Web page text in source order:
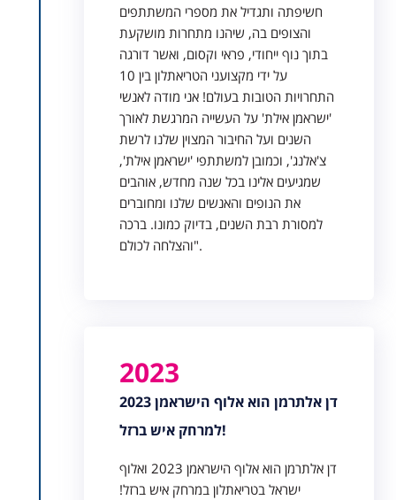
חשיפתה ותגדיל את מספרי המשתתפים
והצופים בה, שיהנו מתחרות מושקעת
בתוך נוף ייחודי, פראי וקסום, ואשר דורגה
על ידי מקצועני הטריאתלון בין 10
התחרויות הטובות בעולם! אני מודה לאנשי
'ישראמן אילת' על העשייה המרגשת לאורך
השנים ועל החיבור המצוין שלנו לרשת
צ'אלנג', וכמובן למשתתפי 'ישראמן אילת',
שמגיעים אלינו בכל שנה מחדש, אוהבים
את הנופים והאנשים שלנו ומחוברים
למסורת רבת השנים, בדיוק כמונו. ברכה
והצלחה לכולם".
2023
דן אלתרמן הוא אלוף הישראמן 2023
למרחק איש ברזל!
דן אלתרמן הוא אלוף הישראמן 2023 ואלוף
ישראל בטריאתלון במרחק איש ברזל!